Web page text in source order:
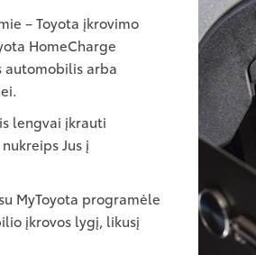
– Toyota įkrovimo
HomeCharge
automobilis arba
lengvai įkrauti
Jus į
MyToyota programėle
įkrovos lygį, likusį